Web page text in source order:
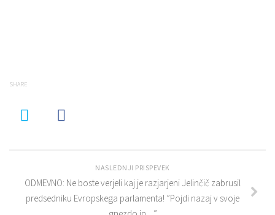
SHARE
NASLEDNJI PRISPEVEK
ODMEVNO: Ne boste verjeli kaj je razjarjeni Jelinčič zabrusil
predsedniku Evropskega parlamenta! ”Pojdi nazaj v svoje